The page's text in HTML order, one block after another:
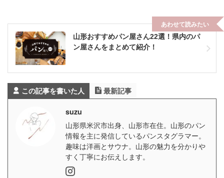
山形おすすめパン屋さん22選！県内のパ
ン屋さんをまとめて紹介！
あわせて読みたい
この記事を書いた人 最新記事
suzu
山形県米沢市出身、山形市在住。山形のパン
情報を主に発信しているパンスタグラマー。
趣味は洋画とサウナ。山形の魅力を分かりや
すく丁寧にお伝えします。